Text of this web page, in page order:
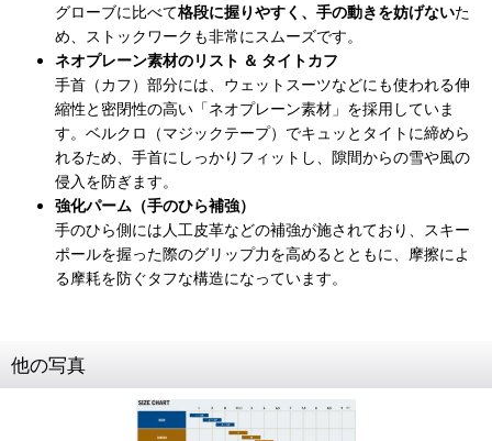
グローブに比べて格段に握りやすく、手の動きを妨げないた
め、ストックワークも非常にスムーズです。
ネオプレーン素材のリスト ＆ タイトカフ
手首（カフ）部分には、ウェットスーツなどにも使われる伸
縮性と密閉性の高い「ネオプレーン素材」を採用していま
す。ベルクロ（マジックテープ）でキュッとタイトに締めら
れるため、手首にしっかりフィットし、隙間からの雪や風の
侵入を防ぎます。
強化パーム（手のひら補強）
手のひら側には人工皮革などの補強が施されており、スキー
ポールを握った際のグリップ力を高めるとともに、摩擦によ
る摩耗を防ぐタフな構造になっています。
他の写真